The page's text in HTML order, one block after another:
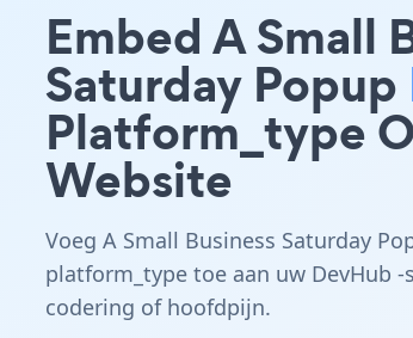
Embed A Small
Saturday Popup
Platform_type
Website
Voeg A Small Business Saturday
platform_type toe aan uw DevHub -
codering of hoofdpijn.